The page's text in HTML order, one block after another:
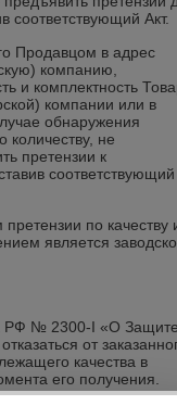
соответствующий Акт.
Продавцом в адрес
компанию,
и комплектность
компании или в
обнаружения
не
претензии к
соответствующий
по качеству
является
РФ № 2300-I «О
от
качества в
его получения.
возможен в случае,